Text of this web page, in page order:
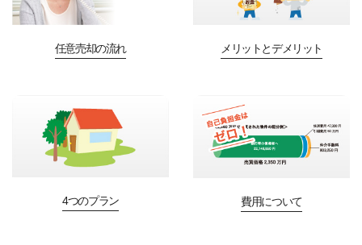
任意売却の流れ メリットとデメリット
4つのプラン 費用について